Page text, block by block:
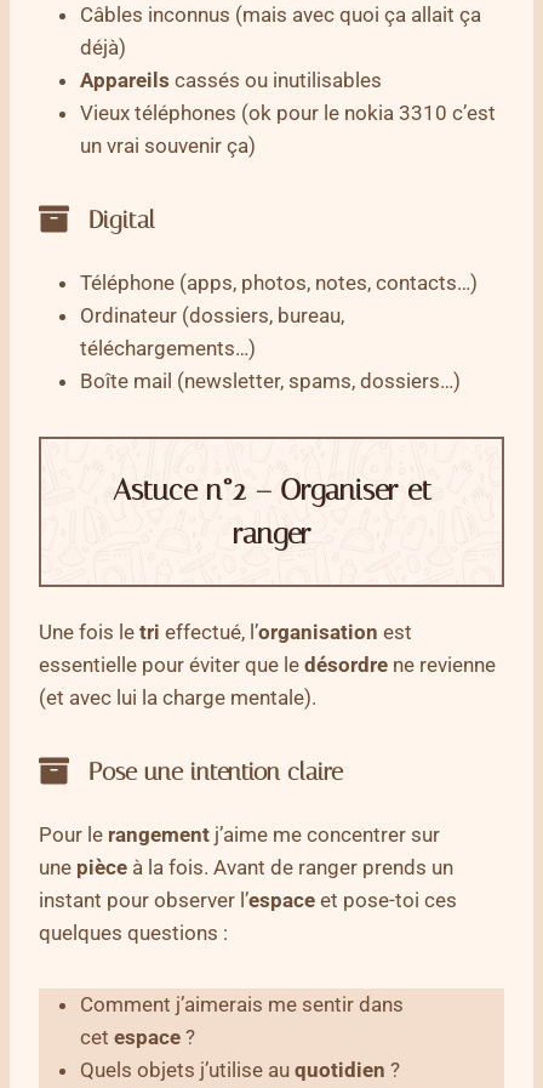
Câbles inconnus (mais avec quoi ça allait ça
déjà)
Appareils cassés ou inutilisables
Vieux téléphones (ok pour le nokia 3310 c’est
un vrai souvenir ça)
Digital
Téléphone (apps, photos, notes, contacts…)
Ordinateur (dossiers, bureau,
téléchargements…)
Boîte mail (newsletter, spams, dossiers…)
Astuce n°2 – Organiser et
ranger
Une fois le tri effectué, l’organisation est
essentielle pour éviter que le désordre ne revienne
(et avec lui la charge mentale).
Pose une intention claire
Pour le rangement j’aime me concentrer sur
une pièce à la fois. Avant de ranger prends un
instant pour observer l’espace et pose-toi ces
quelques questions :
Comment j’aimerais me sentir dans
cet espace ?
Quels objets j’utilise au quotidien ?